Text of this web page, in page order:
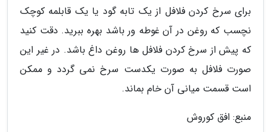
برای سرخ کردن فلافل از یک تابه گود یا یک قابلمه کوچک
نچسب که روغن در آن غوطه ور باشد بهره ببرید. دقت کنید
که پیش از سرخ کردن فلافل ها روغن داغ باشد. در غیر این
صورت فلافل به صورت یکدست سرخ نمی گردد و ممکن
است قسمت میانی آن خام بماند.
منبع: افق کوروش